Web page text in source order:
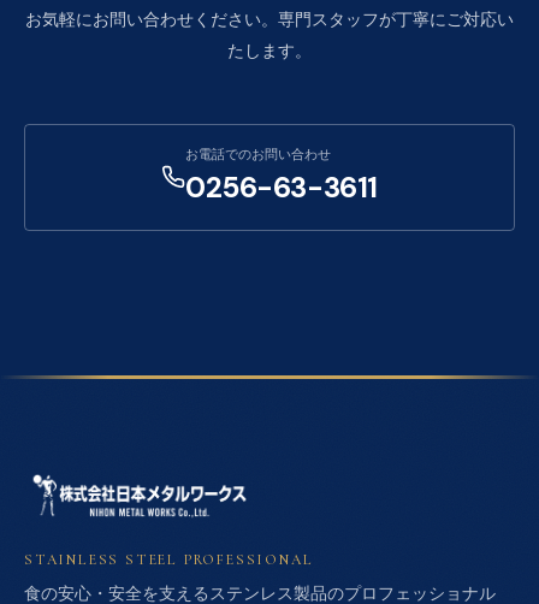
お気軽にお問い合わせください。専門スタッフが丁寧にご対応い
たします。
お電話でのお問い合わせ
0256-63-3611
STAINLESS STEEL PROFESSIONAL
食の安心・安全を支えるステンレス製品のプロフェッショナル